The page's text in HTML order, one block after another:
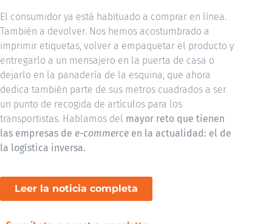
El consumidor ya está habituado a comprar en línea.
También a devolver. Nos hemos acostumbrado a
imprimir etiquetas, volver a empaquetar el producto y
entregarlo a un mensajero en la puerta de casa o
dejarlo en la panadería de la esquina, que ahora
dedica también parte de sus metros cuadrados a ser
un punto de recogida de artículos para los
transportistas. Hablamos del mayor reto que tienen
las empresas de e-commerce en la actualidad: el de
la logística inversa.
Leer la noticia completa